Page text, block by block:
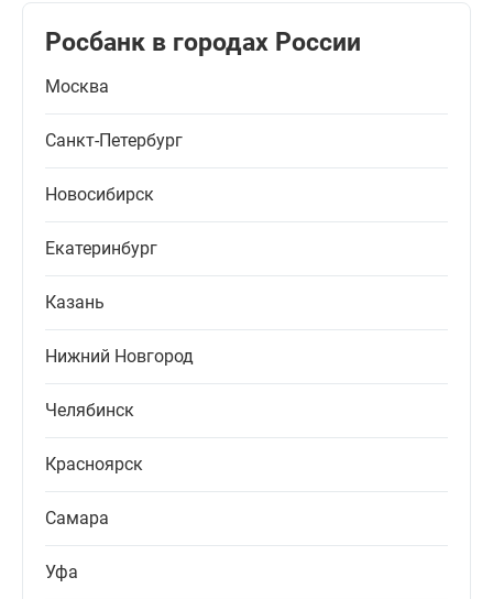
Росбанк в городах России
Москва
Санкт-Петербург
Новосибирск
Екатеринбург
Казань
Нижний Новгород
Челябинск
Красноярск
Самара
Уфа